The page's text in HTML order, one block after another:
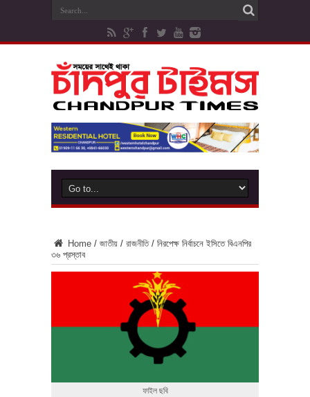
Home / জাতীয় / রাজনীতি / নিরপেক্ষ নির্বাচনে ইসিতে বিএনপির
৩৬ প্রস্তাব
ফাইল ছবি